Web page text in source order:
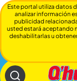
Este portal utiliza datos
analizar información
publicidad
usted estará aceptando
deshabilitarlas u